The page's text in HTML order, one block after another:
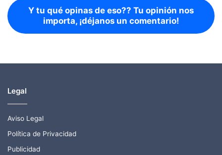
Y tu qué opinas de eso?? Tu opinión nos
importa, ¡déjanos un comentario!
Legal
Aviso Legal
Política de Privacidad
Publicidad